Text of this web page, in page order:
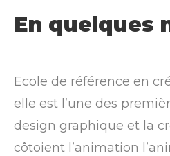
En quelques
Ecole de référence en
elle est l’une des
design graphique et la
côtoient l’animation